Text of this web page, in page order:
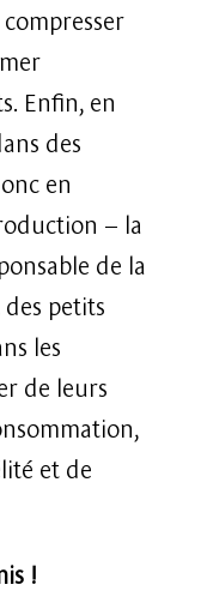
Enfin, en
des
en
– la
de la
petits
les
de leurs
et de
!